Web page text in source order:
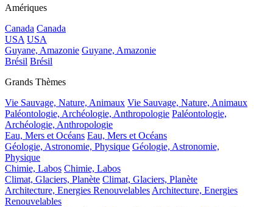
Amériques
Canada Canada
USA USA
Guyane, Amazonie Guyane, Amazonie
Brésil Brésil
Grands Thèmes
Vie Sauvage, Nature, Animaux Vie Sauvage, Nature, Animaux
Paléontologie, Archéologie, Anthropologie Paléontologie,
Archéologie, Anthropologie
Eau, Mers et Océans Eau, Mers et Océans
Géologie, Astronomie, Physique Géologie, Astronomie,
Physique
Chimie, Labos Chimie, Labos
Climat, Glaciers, Planète Climat, Glaciers, Planète
Architecture, Energies RenouvelablesArchitecture, Energies
Renouvelables